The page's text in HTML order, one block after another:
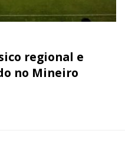
regional e
no Mineiro